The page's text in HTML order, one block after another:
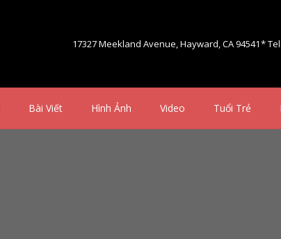
17327 Meekland Avenue, Hayward, CA 94541*
Bài Viết Hình Ảnh Video Tuổi Trẻ